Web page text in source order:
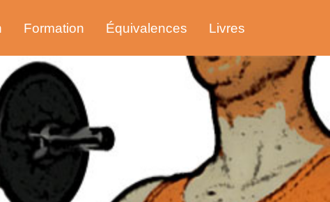
Formation Équivalences Livres